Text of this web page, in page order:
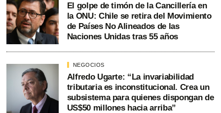
El golpe de timón de la Cancillería en
la ONU: Chile se retira del Movimiento
de Países No Alineados de las
Naciones Unidas tras 55 años
NEGOCIOS
Alfredo Ugarte: “La invariabilidad
tributaria es inconstitucional. Crea un
subsistema para quienes dispongan de
US$50 millones hacia arriba”